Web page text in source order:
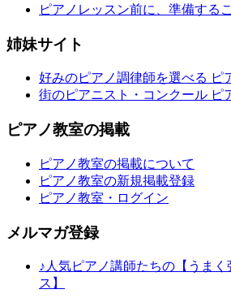
ピアノレッスン前に、準備する
姉妹サイト
好みのピアノ調律師を選べる ピ
街のピアニスト・コンクール ピ
ピアノ教室の掲載
ピアノ教室の掲載について
ピアノ教室の新規掲載登録
ピアノ教室・ログイン
メルマガ登録
♪人気ピアノ講師たちの【うまく
ス】